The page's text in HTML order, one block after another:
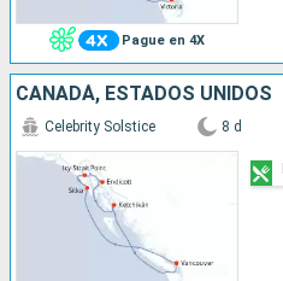
Pague en 4X
CANADÁ, ESTADOS UNIDOS
Celebrity Solstice 8 d